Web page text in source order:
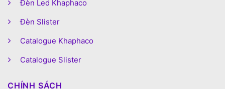
Đèn Led Khaphaco
Đèn Slister
Catalogue Khaphaco
Catalogue Slister
CHÍNH SÁCH